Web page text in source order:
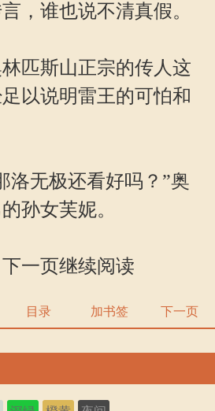
谁也说不清真假。
斯山正宗的传人这
以说明雷王的可怕和
无极还看好吗？”奥
孙女芙妮。
一页继续阅读
目录 加书签 下一页